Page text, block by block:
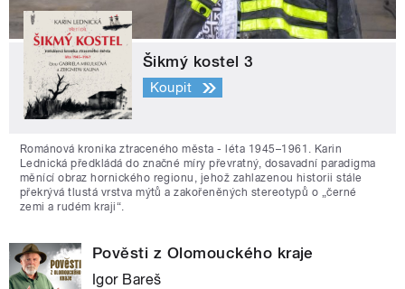
Šikmý kostel 3
Koupit
Románová kronika ztraceného města - léta 1945–1961. Karin
Lednická předkládá do značné míry převratný, dosavadní paradigma
měnící obraz hornického regionu, jehož zahlazenou historii stále
překrývá tlustá vrstva mýtů a zakořeněných stereotypů o „černé
zemi a rudém kraji“.
Pověsti z Olomouckého kraje
Igor Bareš